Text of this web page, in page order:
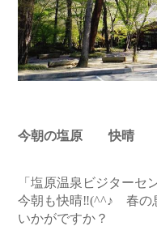
今朝の塩原 快晴
「塩原温泉ビジターセ
今朝も快晴‼(^^♪ 春の
いかがですか？